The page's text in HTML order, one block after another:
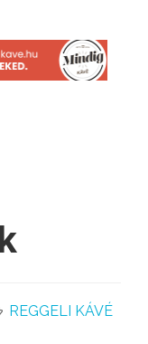
REGGELI KÁVÉ